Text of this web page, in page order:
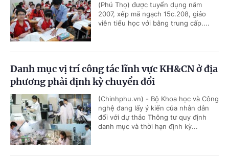
(Phú Thọ) được tuyển dụng năm
2007, xếp mã ngạch 15c.208, giáo
viên tiểu học với bằng trung cấp....
Danh mục vị trí công tác lĩnh vực KH&CN ở địa
phương phải định kỳ chuyển đổi
(Chinhphu.vn) - Bộ Khoa học và Công
nghệ đang lấy ý kiến của nhân dân
đối với dự thảo Thông tư quy định
danh mục và thời hạn định kỳ...